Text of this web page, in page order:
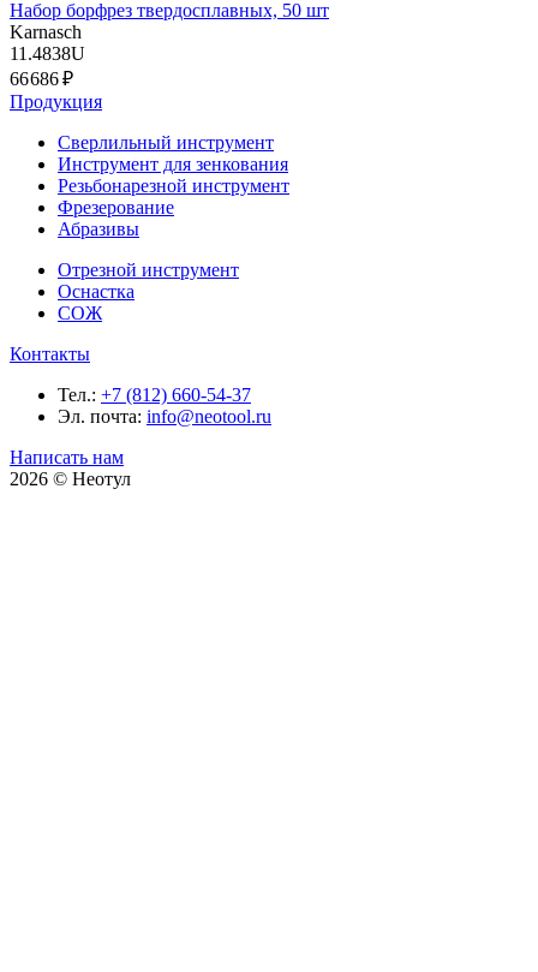
Набор борфрез твердосплавных, 50 шт
Karnasch
11.4838U
66 686 ₽
Продукция
Сверлильный инструмент
Инструмент для зенкования
Резьбонарезной инструмент
Фрезерование
Абразивы
Отрезной инструмент
Оснастка
СОЖ
Контакты
Тел.: +7 (812) 660-54-37
Эл. почта: info@neotool.ru
Написать нам
2026 © Неотул